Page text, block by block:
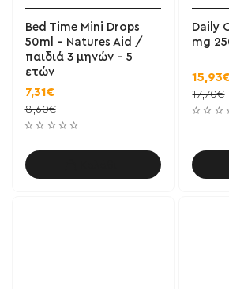
Bed Time Mini Drops
50ml - Natures Aid /
παιδιά 3 μηνών - 5
ετών
7,31€
8,60€
Daily
mg
17,70€